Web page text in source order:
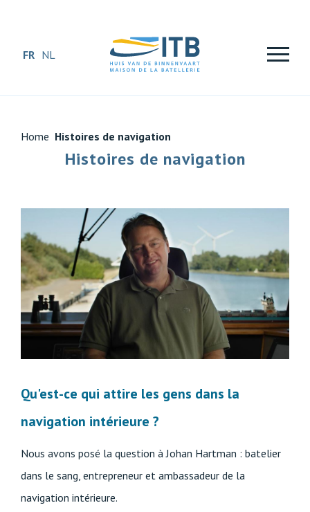
FR NL
Home Histoires de navigation
Histoires de navigation
Qu'est-ce qui attire les gens dans la
navigation intérieure ?
Nous avons posé la question à Johan Hartman : batelier
dans le sang, entrepreneur et ambassadeur de la
navigation intérieure.